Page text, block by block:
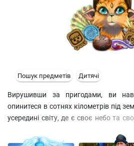
Пошук предметів Дитячі
Вирушивши за пригодами, ви
опинитеся в сотнях кілометрів під
усередині світу, де є своє небо та
Зіткнувшись з його закляттями, ви